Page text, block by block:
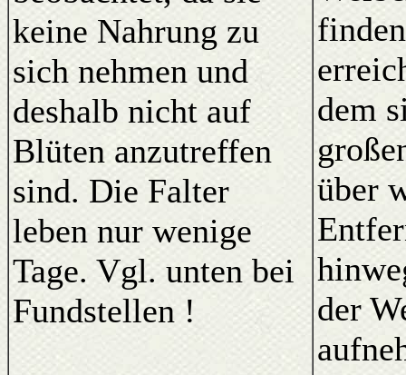
keine Nahrung zu
sich nehmen und
deshalb nicht auf
Blüten anzutreffen
sind. Die Falter
leben nur wenige
Tage. Vgl. unten bei
Fundstellen !
dem
über
der